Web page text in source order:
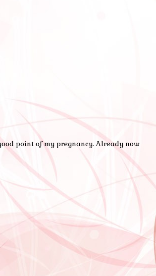
point of my pregnancy. Already now